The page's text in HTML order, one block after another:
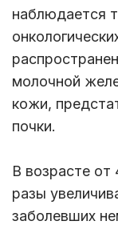
наблюдается
молочной
кожи,
почки.
В возрасте от
разы
заболевших